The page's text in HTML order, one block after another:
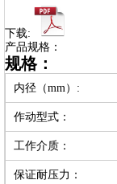
下载:
产品规格：
规格：
内径（mm）:
作动型式：
工作介质：
保证耐压力：